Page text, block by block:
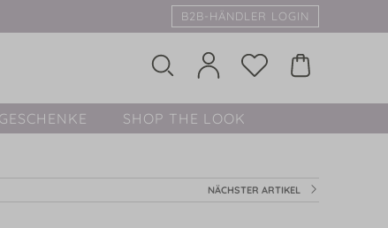
B2B-HÄNDLER LOGIN
GESCHENKE SHOP THE LOOK
NÄCHSTER ARTIKEL